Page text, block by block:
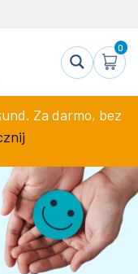
0
Za darmo, bez